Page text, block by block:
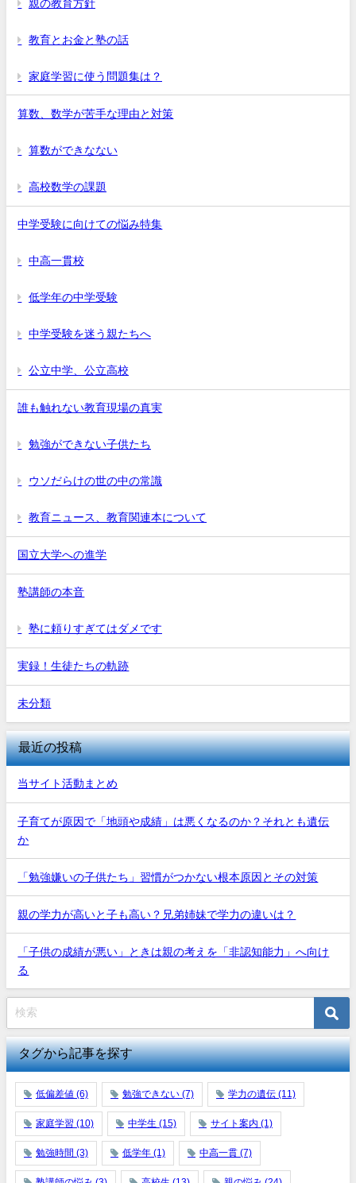
親の教育方針
教育とお金と塾の話
家庭学習に使う問題集は？
算数、数学が苦手な理由と対策
算数ができなない
高校数学の課題
中学受験に向けての悩み特集
中高一貫校
低学年の中学受験
中学受験を迷う親たちへ
公立中学、公立高校
誰も触れない教育現場の真実
勉強ができない子供たち
ウソだらけの世の中の常識
教育ニュース、教育関連本について
国立大学への進学
塾講師の本音
塾に頼りすぎてはダメです
実録！生徒たちの軌跡
未分類
最近の投稿
当サイト活動まとめ
子育てが原因で「地頭や成績」は悪くなるのか？それとも遺伝
か
「勉強嫌いの子供たち」習慣がつかない根本原因とその対策
親の学力が高いと子も高い？兄弟姉妹で学力の違いは？
「子供の成績が悪い」ときは親の考えを「非認知能力」へ向け
る
タグから記事を探す
低偏差値 (6) 勉強できない (7) 学力の遺伝 (11)
家庭学習 (10) 中学生 (15) サイト案内 (1)
勉強時間 (3) 低学年 (1) 中高一貫 (7)